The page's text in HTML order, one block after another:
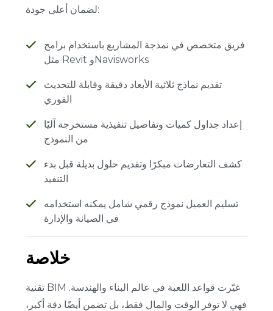
لضمان أعلى جودة:
فريق متخصص في نمذجة المشاريع باستخدام برامج
مثل Revit وNavisworks
تقديم نماذج ثلاثية الأبعاد دقيقة وقابلة للتحديث
الفوري
إعداد جداول كميات وتفاصيل تنفيذية مستخرجة آليًا
من النموذج
كشف التعارضات مبكرًا وتقديم حلول بديلة قبل بدء
التنفيذ
تسليم العميل نموذج رقمي شامل يمكنه استخدامه
في الصيانة والإدارة
خلاصة
تقنية BIM غيّرت قواعد اللعبة في عالم البناء والهندسة.
فهي لا توفر الوقت والمال فقط، بل تضمن أيضًا دقة أكبر،